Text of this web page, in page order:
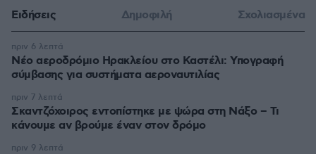
Ειδήσεις Δημοφιλή Σχολιασμένα
Νέο αεροδρόμιο Ηρακλείου στο Καστέλι: Υπογραφή
σύμβασης για συστήματα αεροναυτιλίας
πριν 6 λεπτά
Σκαντζόχοιρος εντοπίστηκε με ψώρα στη Νάξο – Τι
κάνουμε αν βρούμε έναν στον δρόμο
πριν 7 λεπτά
πριν 9 λεπτά